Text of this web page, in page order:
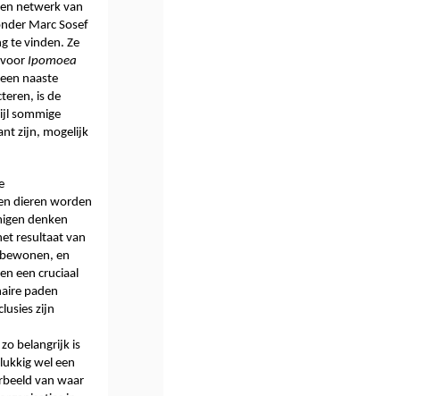
netwerk van
Marc Sosef
te vinden. Ze
naaste
is de
sommige
zijn, mogelijk
dieren worden
denken
resultaat van
en
een cruciaal
paden
zijn
belangrijk is
wel een
van waar